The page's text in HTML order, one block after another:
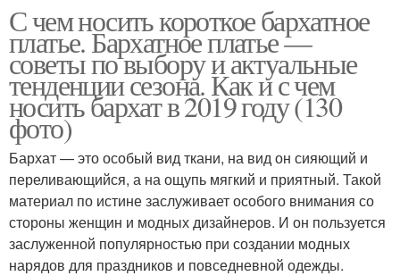
Колготки к платью Обувь под платье
Платье из синего
бархата
Туфли к черному
платью
С чем носить короткое бархатное
платье. Бархатное платье —
советы по выбору и актуальные
тенденции сезона. Как и с чем
носить бархат в 2019 году (130
фото)
Бархат — это особый вид ткани, на вид он сияющий и
переливающийся, а на ощупь мягкий и приятный. Такой
материал по истине заслуживает особого внимания со
стороны женщин и модных дизайнеров. И он пользуется
заслуженной популярностью при создании модных
нарядов для праздников и повседневной одежды.